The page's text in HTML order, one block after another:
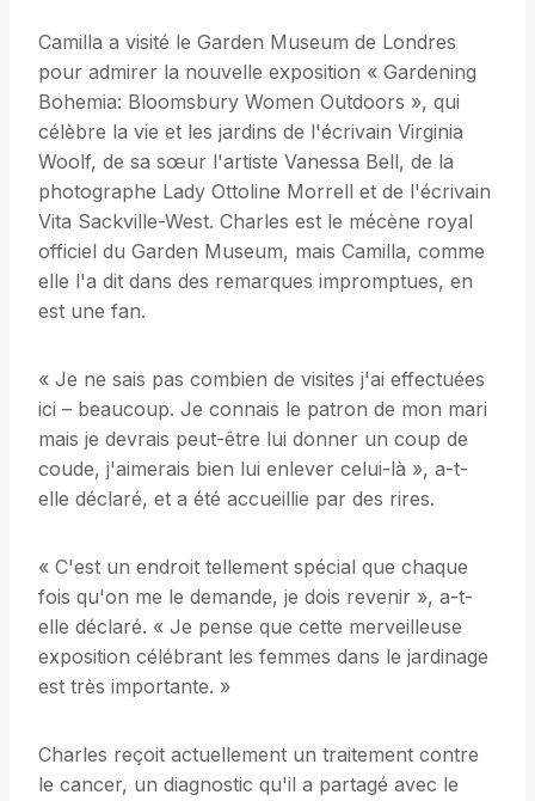
Camilla a visité le Garden Museum de Londres
pour admirer la nouvelle exposition « Gardening
Bohemia: Bloomsbury Women Outdoors », qui
célèbre la vie et les jardins de l'écrivain Virginia
Woolf, de sa sœur l'artiste Vanessa Bell, de la
photographe Lady Ottoline Morrell et de l'écrivain
Vita Sackville-West. Charles est le mécène royal
officiel du Garden Museum, mais Camilla, comme
elle l'a dit dans des remarques impromptues, en
est une fan.
« Je ne sais pas combien de visites j'ai effectuées
ici – beaucoup. Je connais le patron de mon mari
mais je devrais peut-être lui donner un coup de
coude, j'aimerais bien lui enlever celui-là », a-t-
elle déclaré, et a été accueillie par des rires.
« C'est un endroit tellement spécial que chaque
fois qu'on me le demande, je dois revenir », a-t-
elle déclaré. « Je pense que cette merveilleuse
exposition célébrant les femmes dans le jardinage
est très importante. »
Charles reçoit actuellement un traitement contre
le cancer, un diagnostic qu'il a partagé avec le